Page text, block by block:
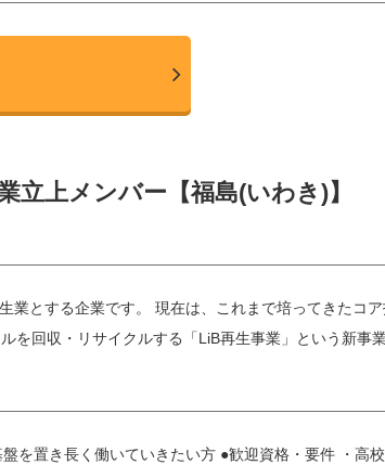
上メンバー【福島(いわき)】
とする企業です。 現在は、これまで培ってきたコア
を回収・リサイクルする「LiB再生事業」という新事
を置き長く働いていきたい方 ●歓迎資格・要件 ・高